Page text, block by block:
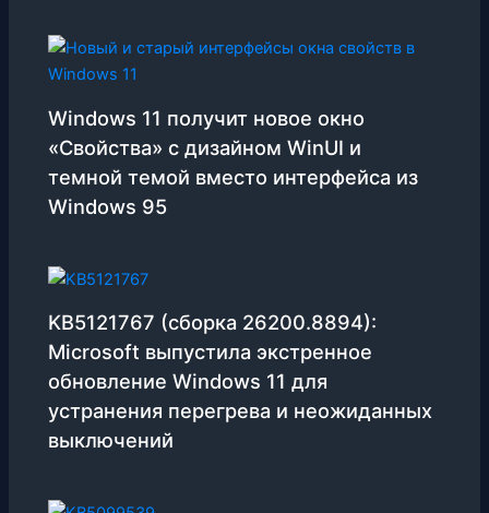
Windows 11 получит новое окно
«Свойства» с дизайном WinUI и
темной темой вместо интерфейса из
Windows 95
KB5121767 (сборка 26200.8894):
Microsoft выпустила экстренное
обновление Windows 11 для
устранения перегрева и неожиданных
выключений